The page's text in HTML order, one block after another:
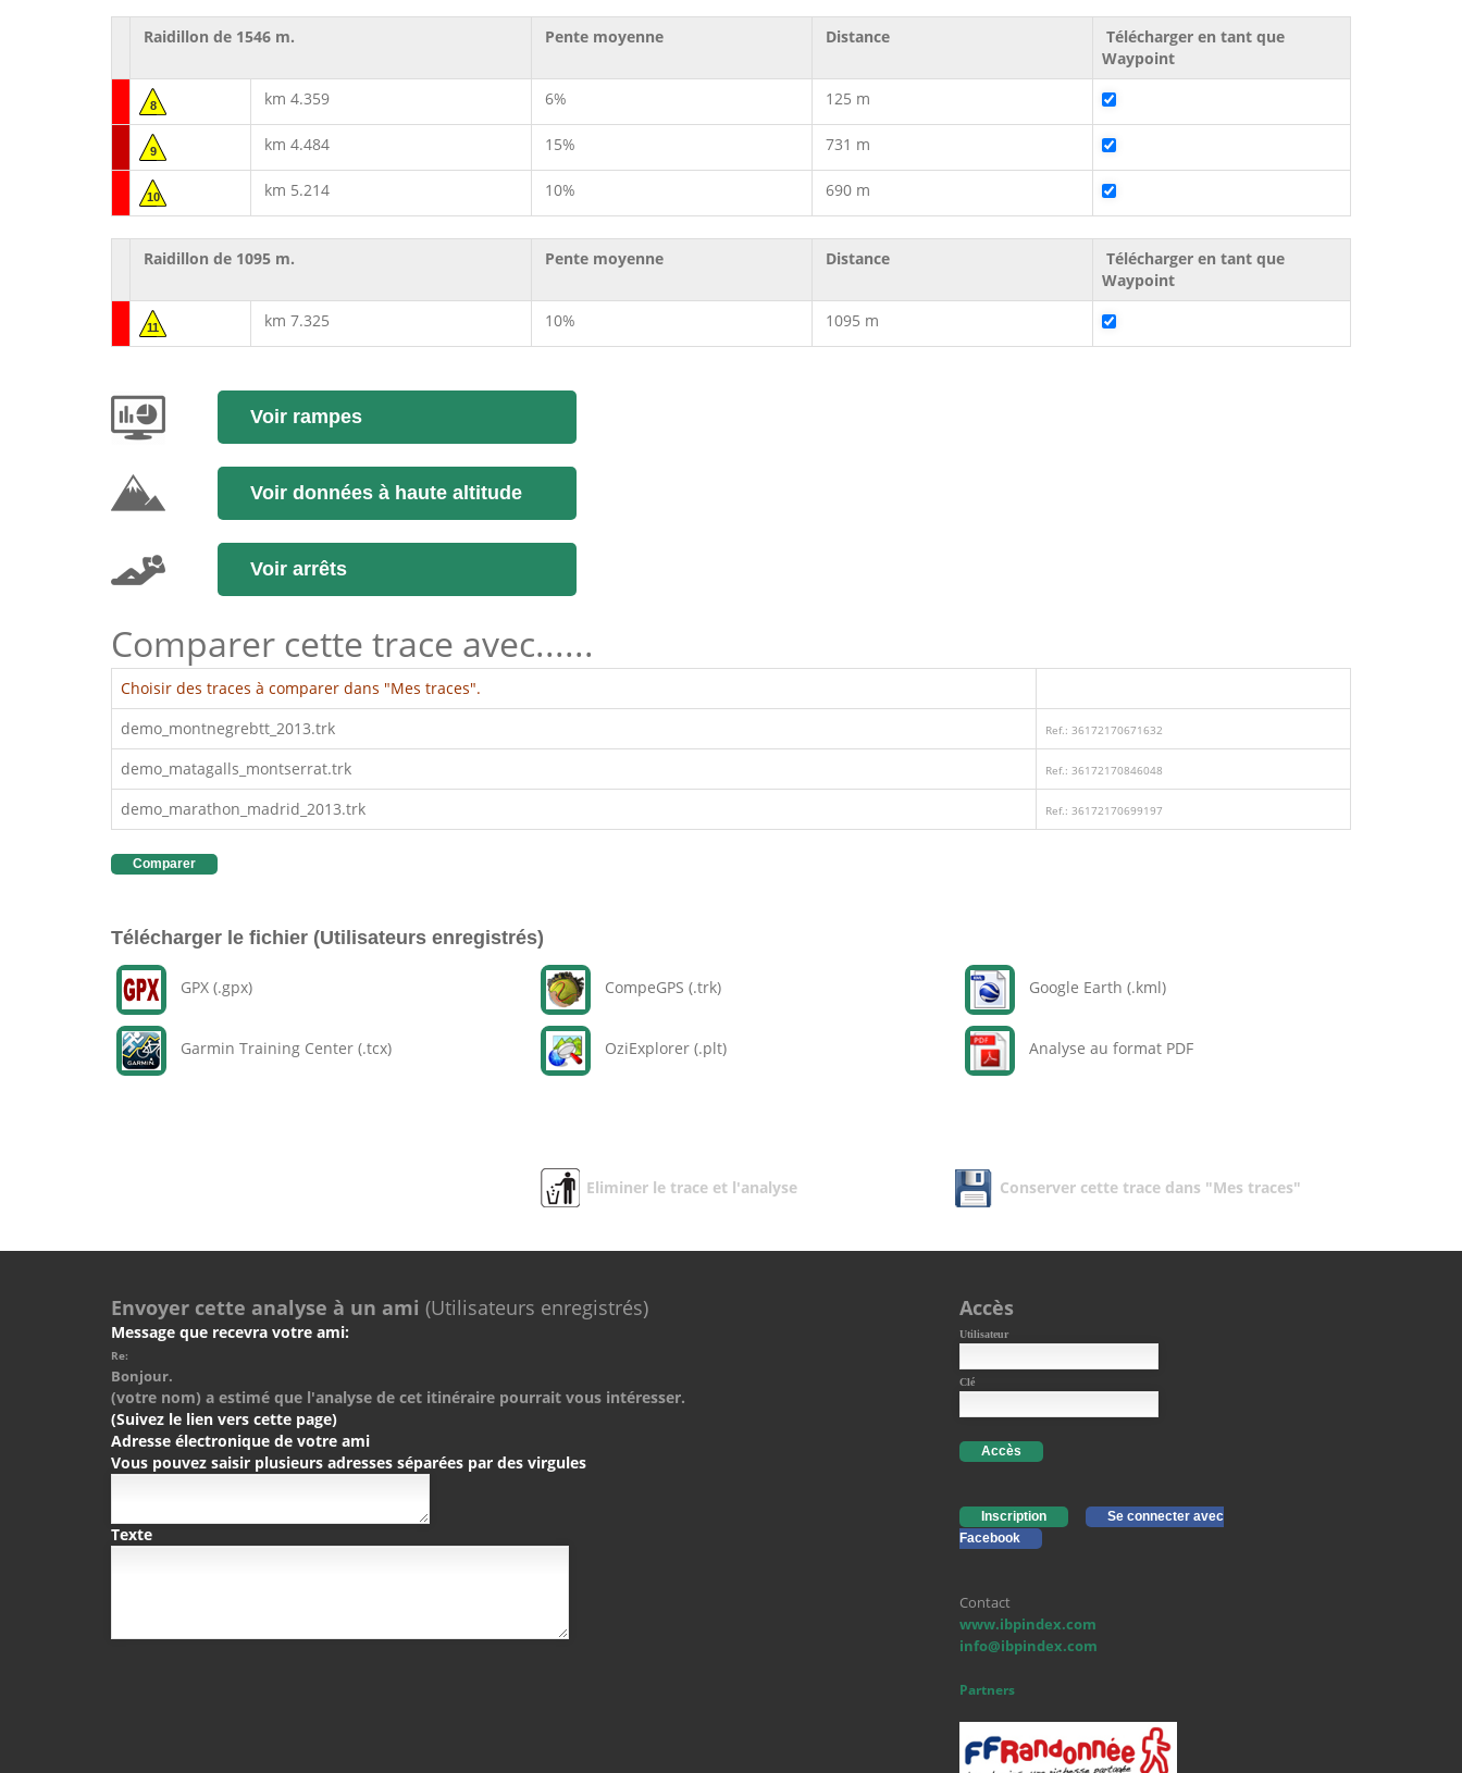
Raidillon de 1546 m. Pente moyenne Distance
Télécharger en tant que
Waypoint
8 km 4.359 6% 125 m
9 km 4.484 15% 731 m
10 km 5.214 10% 690 m
Raidillon de 1095 m. Pente moyenne Distance
Télécharger en tant que
Waypoint
11 km 7.325 10% 1095 m
Voir rampes
Voir données à haute altitude
Voir arrêts
Comparer cette trace avec......
Choisir des traces à comparer dans "Mes traces".
demo_montnegrebtt_2013.trk
Ref.: 36172170671632
demo_matagalls_montserrat.trk Ref.: 36172170846048
demo_marathon_madrid_2013.trk Ref.: 36172170699197
Comparer
Télécharger le fichier (Utilisateurs enregistrés)
GPX (.gpx)
Garmin Training Center (.tcx)
CompeGPS (.trk)
OziExplorer (.plt)
Google Earth (.kml)
Analyse au format PDF
Eliminer le trace et l'analyse Conserver cette trace dans "Mes traces"
Envoyer cette analyse à un ami (Utilisateurs enregistrés)
Message que recevra votre ami:
Re:
Bonjour.
(votre nom) a estimé que l'analyse de cet itinéraire pourrait vous intéresser.
(Suivez le lien vers cette page)
Adresse électronique de votre ami
Vous pouvez saisir plusieurs adresses séparées par des virgules
Texte
Accès
Utilisateur
Clé
Accès
Inscription
Se connecter avec
Facebook
Contact
www.ibpindex.com
info@ibpindex.com
Partners